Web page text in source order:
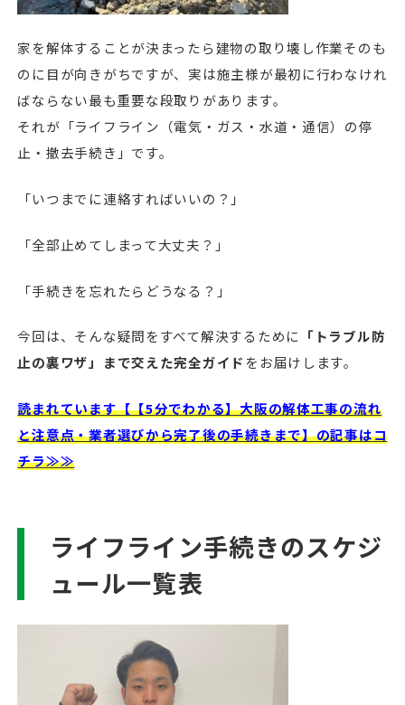
家を解体することが決まったら建物の取り壊し作業そのも
のに目が向きがちですが、実は施主様が最初に行わなけれ
ばならない最も重要な段取りがあります。
それが「ライフライン（電気・ガス・水道・通信）の停
止・撤去手続き」です。
「いつまでに連絡すればいいの？」
「全部止めてしまって大丈夫？」
「手続きを忘れたらどうなる？」
今回は、そんな疑問をすべて解決するために 「トラブル防
止の裏ワザ」まで交えた完全ガイド をお届けします。
読まれています【【5分でわかる】大阪の解体工事の流れ
と注意点・業者選びから完了後の手続きまで】の記事はコ
チラ≫≫
ライフライン手続きのスケジ
ュール一覧表